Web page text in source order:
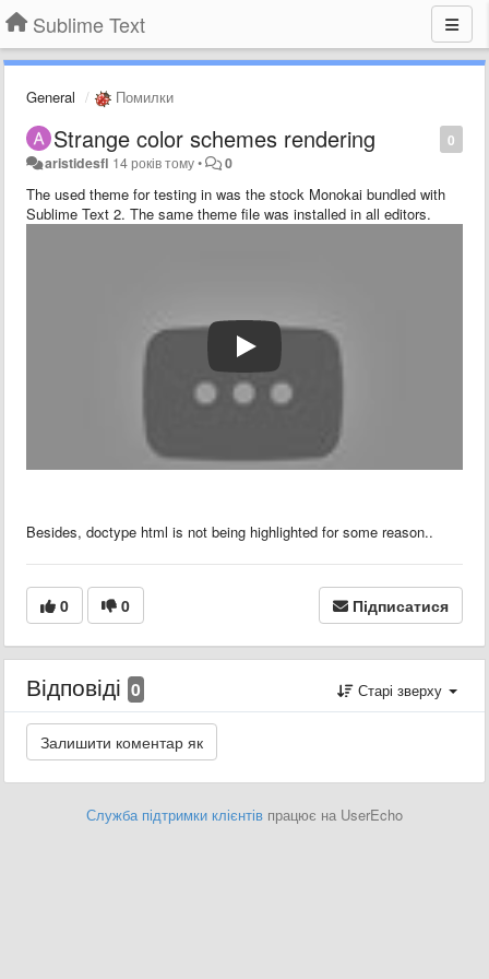
Sublime Text
General Помилки
0
Strange color schemes rendering
aristidesfl 14 років тому• 0
The used theme for testing in was the stock Monokai bundled with
Sublime Text 2. The same theme file was installed in all editors.
Besides, doctype html is not being highlighted for some reason..
0 0 Підписатися
Відповіді 0 Старі зверху
Служба підтримки клієнтів працює на UserEcho